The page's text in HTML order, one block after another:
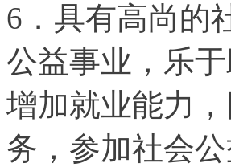
6．具有高尚的
公益事业，乐
增加就业能力
务，参加社会